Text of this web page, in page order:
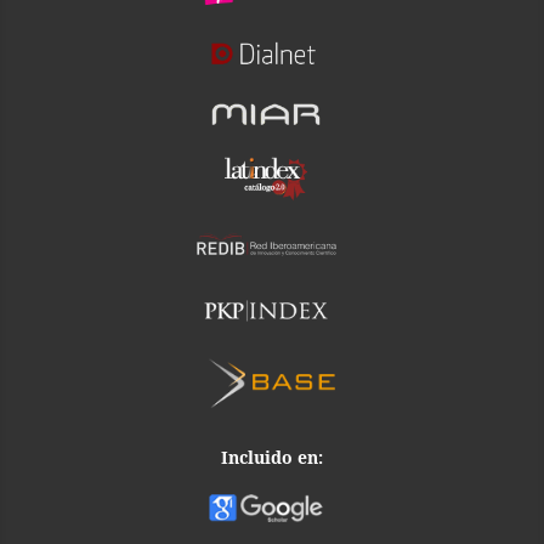
Incluido en: